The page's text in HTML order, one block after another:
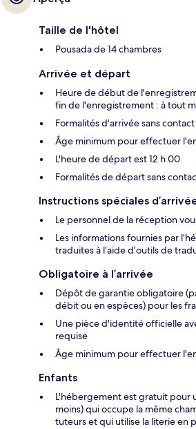
Taille de l'hôtel
Pousada de 14 chambres
Arrivée et départ
Heure de début de
fin de l'enregistrement : à tout
Formalités d'arrivée sans contact
Âge minimum pour effectuer
L'heure de départ est 12 h 00
Formalités de départ sans
Instructions spéciales
Le personnel de la réception
Les informations fournies par
traduites à l’aide d’outils de
Obligatoire à l’arrivée
Dépôt de garantie obligatoire
débit ou en espèces) pour les
Une pièce d'identité officielle
requise
Âge minimum pour effectuer
Enfants
L'hébergement est gratuit pour
moins) qui occupe la même
tuteurs et qui utilise la literie en